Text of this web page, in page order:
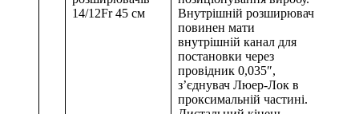
14/12Fr 45 см
Внутрішній розширювач
повинен мати
внутрішній канал для
постановки через
провідник 0,035″,
з’єднувач Люер-Лок в
проксимальній частині.